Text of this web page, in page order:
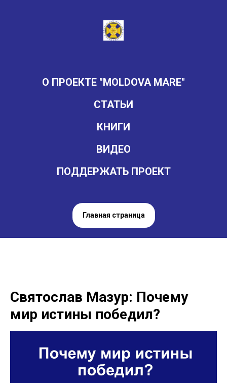
О ПРОЕКТЕ "MOLDOVA MARE"
СТАТЬИ
КНИГИ
ВИДЕО
ПОДДЕРЖАТЬ ПРОЕКТ
Главная страница
Святослав Мазур: Почему
мир истины победил?